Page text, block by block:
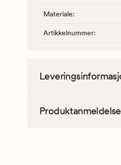
Materiale:
Artikkelnummer: